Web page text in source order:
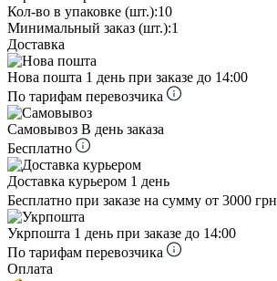
Кол-во в упаковке (шт.):10
Минимальный заказ (шт.):1
Доставка
Нова пошта 1 день при заказе до 14:00
По тарифам перевозчика
Самовывоз В день заказа
Бесплатно
Доставка курьером 1 день
Бесплатно при заказе на сумму от 3000 грн
Укрпошта 1 день при заказе до 14:00
По тарифам перевозчика
Оплата